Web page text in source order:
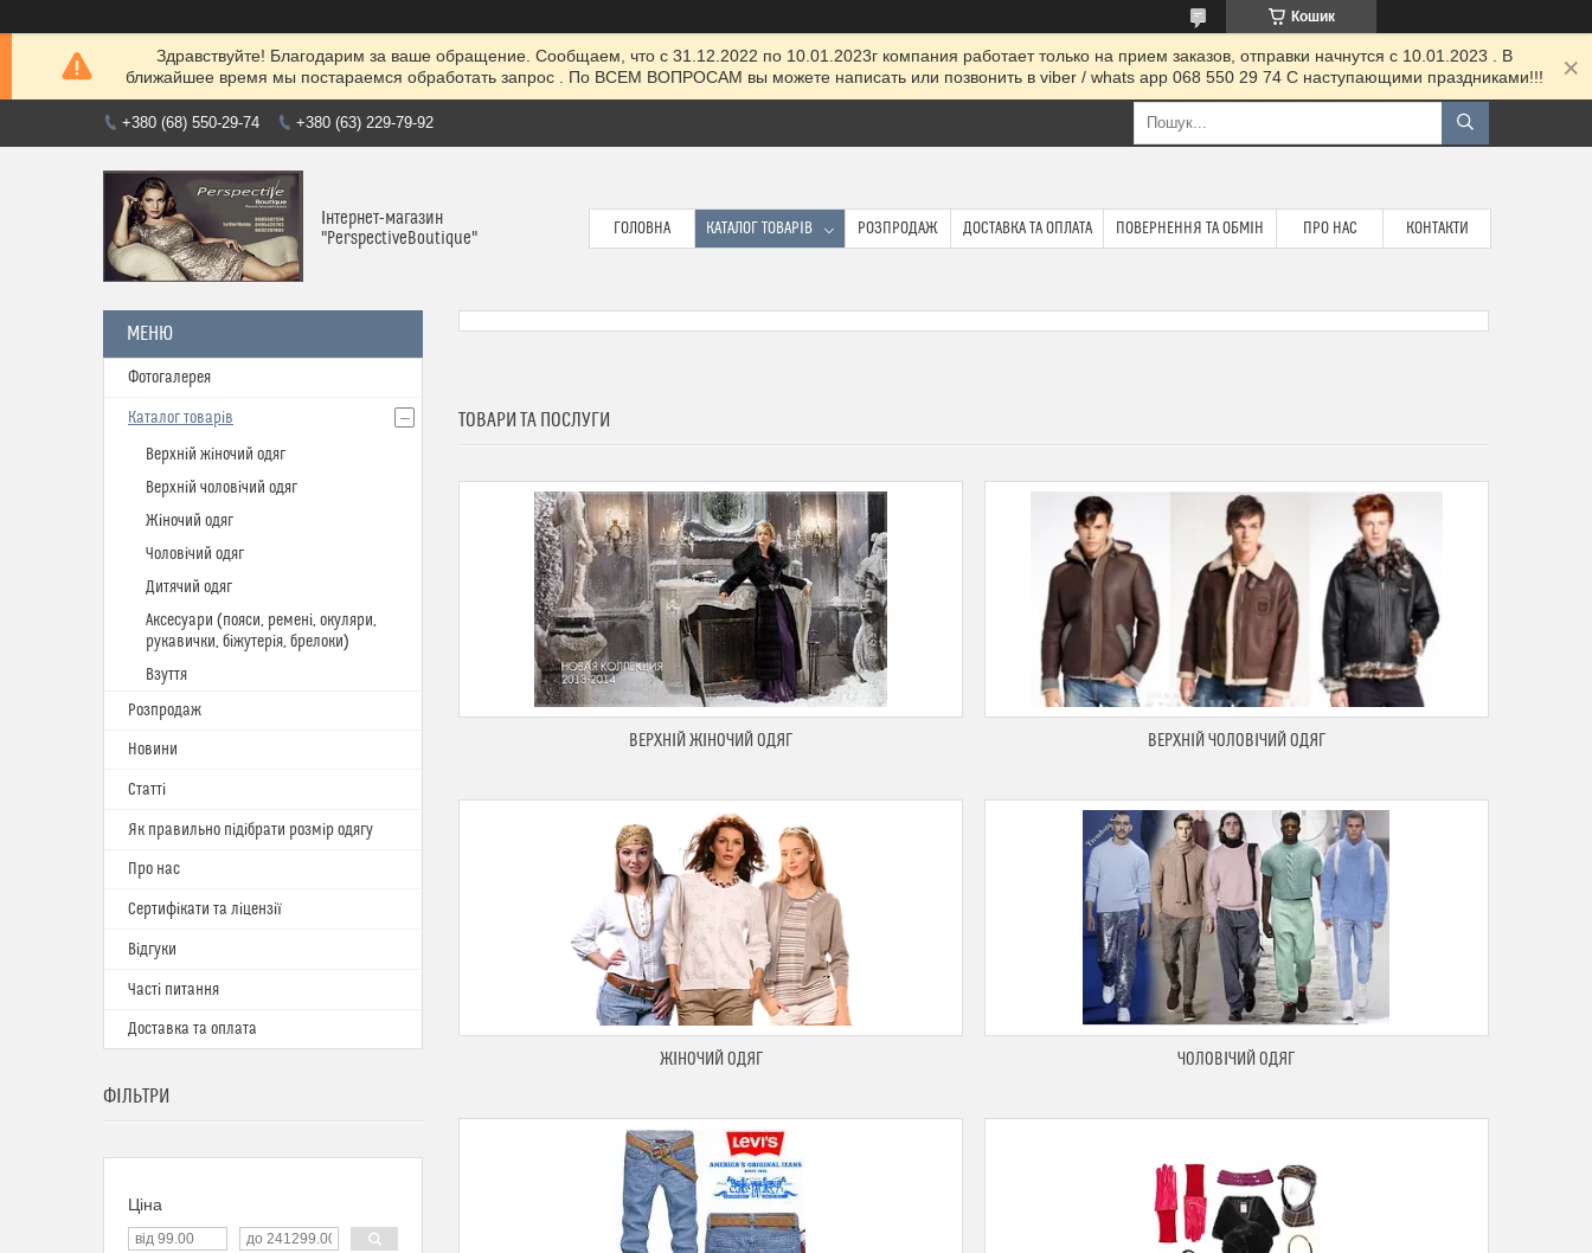
Кошик
Здравствуйте! Благодарим за ваше обращение. Сообщаем, что с 31.12.2022 по 10.01.2023г компания работает только на прием заказов, отправки начнутся с 10.01.2023 . В
ближайшее время мы постараемся обработать запрос . По ВСЕМ ВОПРОСАМ вы можете написать или позвонить в viber / whats app 068 550 29 74 С наступающими праздниками!!!
+380 (68) 550-29-74 +380 (63) 229-79-92
Інтернет-магазин
"PerspectiveBoutique"
ГОЛОВНА КАТАЛОГ ТОВАРІВ РОЗПРОДАЖ ДОСТАВКА ТА ОПЛАТА ПОВЕРНЕННЯ ТА ОБМІН ПРО НАС КОНТАКТИ
ТОВАРИ ТА ПОСЛУГИ
ВЕРХНІЙ ЖІНОЧИЙ ОДЯГ ВЕРХНІЙ ЧОЛОВІЧИЙ ОДЯГ
ЖІНОЧИЙ ОДЯГ ЧОЛОВІЧИЙ ОДЯГ
Фотогалерея
Каталог товарів
Верхній жіночий одяг
Верхній чоловічий одяг
Жіночий одяг
Чоловічий одяг
Дитячий одяг
Аксесуари (пояси, ремені, окуляри,
рукавички, біжутерія, брелоки)
Взуття
Розпродаж
Новини
Статті
Як правильно підібрати розмір одягу
Про нас
Сертифікати та ліцензії
Відгуки
Часті питання
Доставка та оплата
ФІЛЬТРИ
Ціна